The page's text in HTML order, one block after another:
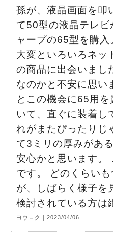
孫が、液晶画面を叩
て50型の液晶テレ
ャープの65型を購
大変といろいろネッ
の商品に出会いまし
なのかと不安に思い
とこの機会に65
いて、直ぐに装着し
れがまたぴったりじ
て3ミリの厚みがあ
安心かと思います。
です。 どのくらい
が、しばらく様子を
検討されている方は
ヨウロク｜2023/04/06